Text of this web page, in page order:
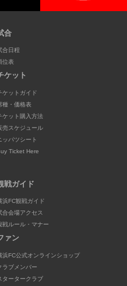
合
合日程
位表
ケット
ケットガイド
種・価格表
ケット購入方法
売スケジュール
ッパツシート
Ticket Here
戦ガイド
浜FC観戦ガイド
合会場アクセス
戦ルール・マナー
ァン
浜FC公式オンラインショップ
ラブメンバー
タータークラブ